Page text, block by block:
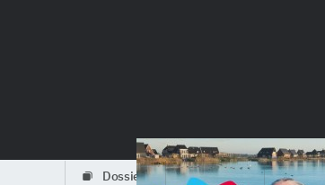
dossiers partners